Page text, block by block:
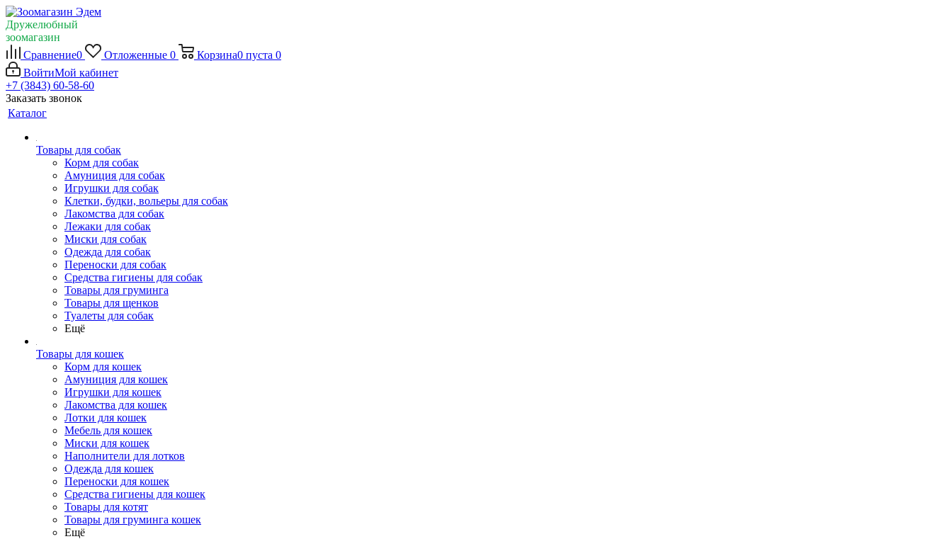
Дружелюбный
зоомагазин
Сравнение0 Отложенные 0 Корзина0 пуста 0
ВойтиМой кабинет
+7 (3843) 60-58-60
Заказать звонок
Каталог
Товары для собак
Корм для собак
Амуниция для собак
Игрушки для собак
Клетки, будки, вольеры для собак
Лакомства для собак
Лежаки для собак
Миски для собак
Одежда для собак
Переноски для собак
Средства гигиены для собак
Товары для груминга
Товары для щенков
Туалеты для собак
Ещё
Товары для кошек
Корм для кошек
Амуниция для кошек
Игрушки для кошек
Лакомства для кошек
Лотки для кошек
Мебель для кошек
Миски для кошек
Наполнители для лотков
Одежда для кошек
Переноски для кошек
Средства гигиены для кошек
Товары для котят
Товары для груминга кошек
Ещё